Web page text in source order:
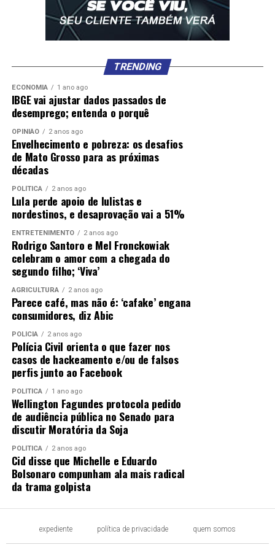
TRENDING
ECONOMIA 1 ano ago
IBGE vai ajustar dados passados de
desemprego; entenda o porquê
OPINIÃO 2 anos ago
Envelhecimento e pobreza: os desafios
de Mato Grosso para as próximas
décadas
POLÍTICA 2 anos ago
Lula perde apoio de lulistas e
nordestinos, e desaprovação vai a 51%
ENTRETENIMENTO 2 anos ago
Rodrigo Santoro e Mel Fronckowiak
celebram o amor com a chegada do
segundo filho; ‘Viva’
AGRICULTURA 2 anos ago
Parece café, mas não é: ‘cafake’ engana
consumidores, diz Abic
POLÍCIA 2 anos ago
Polícia Civil orienta o que fazer nos
casos de hackeamento e/ou de falsos
perfis junto ao Facebook
POLÍTICA 1 ano ago
Wellington Fagundes protocola pedido
de audiência pública no Senado para
discutir Moratória da Soja
POLÍTICA 2 anos ago
Cid disse que Michelle e Eduardo
Bolsonaro compunham ala mais radical
da trama golpista
expediente política de privacidade quem somos